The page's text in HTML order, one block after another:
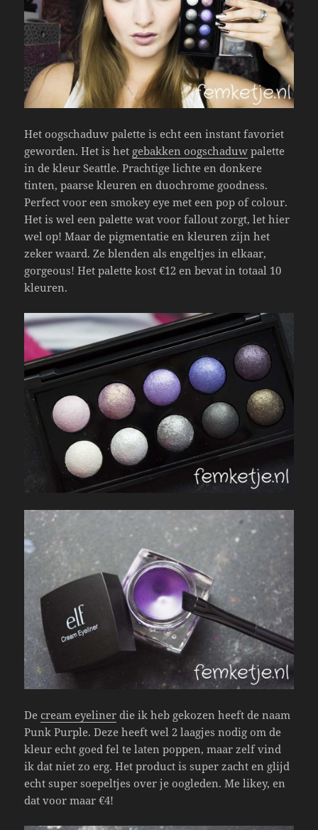
Het oogschaduw palette is echt een instant favoriet
geworden. Het is het gebakken oogschaduw palette
in de kleur Seattle. Prachtige lichte en donkere
tinten, paarse kleuren en duochrome goodness.
Perfect voor een smokey eye met een pop of colour.
Het is wel een palette wat voor fallout zorgt, let hier
wel op! Maar de pigmentatie en kleuren zijn het
zeker waard. Ze blenden als engeltjes in elkaar,
gorgeous! Het palette kost €12 en bevat in totaal 10
kleuren.
De cream eyeliner die ik heb gekozen heeft de naam
Punk Purple. Deze heeft wel 2 laagjes nodig om de
kleur echt goed fel te laten poppen, maar zelf vind
ik dat niet zo erg. Het product is super zacht en glijd
echt super soepeltjes over je oogleden. Me likey, en
dat voor maar €4!